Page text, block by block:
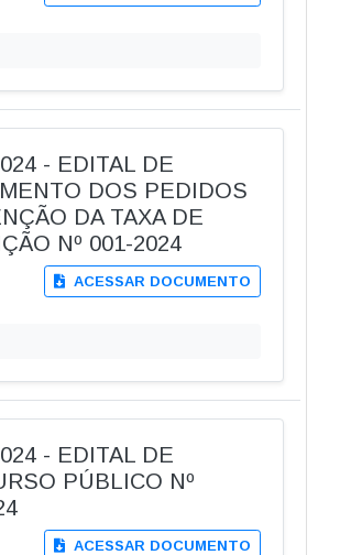
- EDITAL DE
DOS PEDIDOS
DA TAXA DE
Nº 001-2024
ACESSAR DOCUMENTO
- EDITAL DE
PÚBLICO Nº
ACESSAR DOCUMENTO